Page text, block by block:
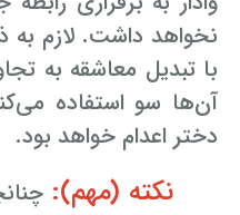
نخواهد داشت. لازم
با تبدیل معاشقه به
آن‌ها سو استفاده
دختر اعدام خواهد بود.
نکته (مهم):